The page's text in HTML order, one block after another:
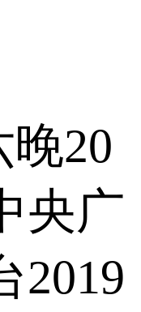
20
央广
2019